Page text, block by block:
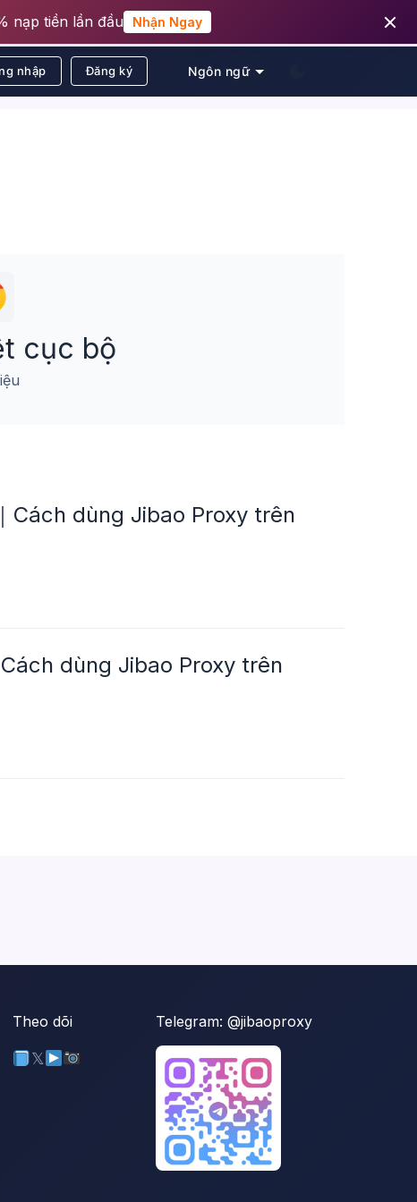
nạp tiền lần đầu Nhận Ngay
nhập Đăng ký Ngôn ngữ
cục bộ
Cách dùng Jibao Proxy trên
dùng Jibao Proxy trên
Theo dõi
𝕏
Telegram: @jibaoproxy